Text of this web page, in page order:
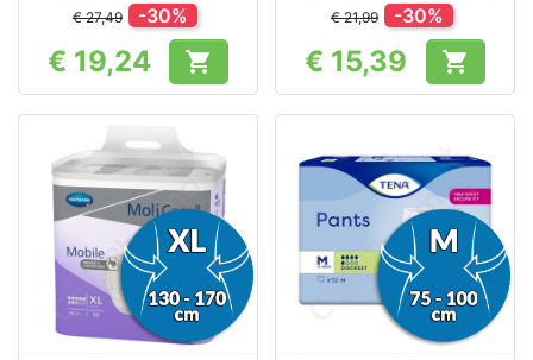
€ 27,49 -30%
Prijs
€ 19,24 
€ 21,99 -30%
Prijs
€ 15,39 